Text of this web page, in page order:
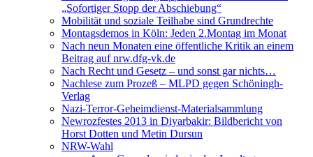
„Sofortiger Stopp der Abschiebung“
Mobilität und soziale Teilhabe sind Grundrechte
Montagsdemos in Köln: Jeden 2.Montag im Monat
Nach neun Monaten eine öffentliche Kritik an einem
Beitrag auf nrw.dfg-vk.de
Nach Recht und Gesetz – und sonst gar nichts…
Nachlese zum Prozeß – MLPD gegen Schöningh-
Verlag
Nazi-Terror-Geheimdienst-Materialsammlung
Newrozfestes 2013 in Diyarbakir: Bildbericht von
Horst Dotten und Metin Dursun
NRW-Wahl